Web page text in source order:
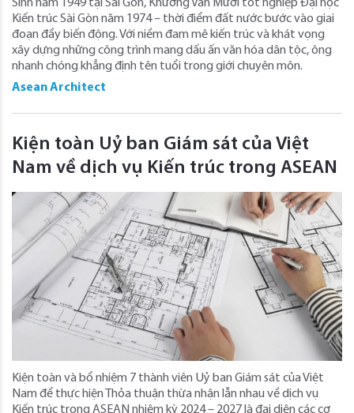
Sinh năm 1949 tại Sài Gòn, Khương Văn Mười tốt nghiệp Đại học
Kiến trúc Sài Gòn năm 1974 – thời điểm đất nước bước vào giai
đoạn đầy biến động. Với niềm đam mê kiến trúc và khát vọng
xây dựng những công trình mang dấu ấn văn hóa dân tộc, ông
nhanh chóng khẳng định tên tuổi trong giới chuyên môn.
Asean Architect
Kiện toàn Uỷ ban Giám sát của Việt
Nam về dịch vụ Kiến trúc trong ASEAN
Kiện toàn và bổ nhiệm 7 thành viên Uỷ ban Giám sát của Việt
Nam để thực hiện Thỏa thuận thừa nhận lẫn nhau về dịch vụ
Kiến trúc trong ASEAN nhiệm kỳ 2024 – 2027 là đại diện các cơ